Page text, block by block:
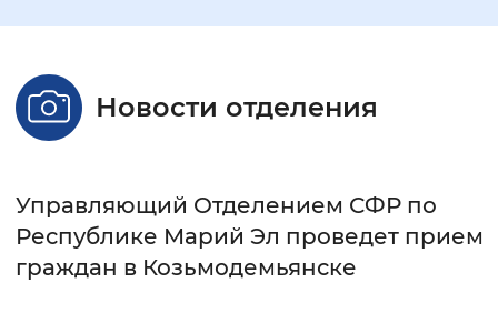
Стандартный Увеличенный
Без засечек С засечками
Интервал между буквами
Новости отделения
Управляющий Отделением СФР по
Республике Марий Эл проведет прием
граждан в Козьмодемьянске